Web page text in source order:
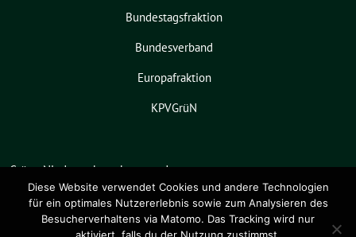
Bundestagsfraktion
Bundesverband
Europafraktion
KPVGrüN
Grüne Niedersachsen benutzt das
freie grüne Themesunflower ‐ ein
Angebot derverdigado eG.
Diese Website verwendet Cookies und andere Technologien
für ein optimales Nutzererlebnis sowie zum Analysieren des
Besucherverhaltens via Matomo. Das Tracking wird nur